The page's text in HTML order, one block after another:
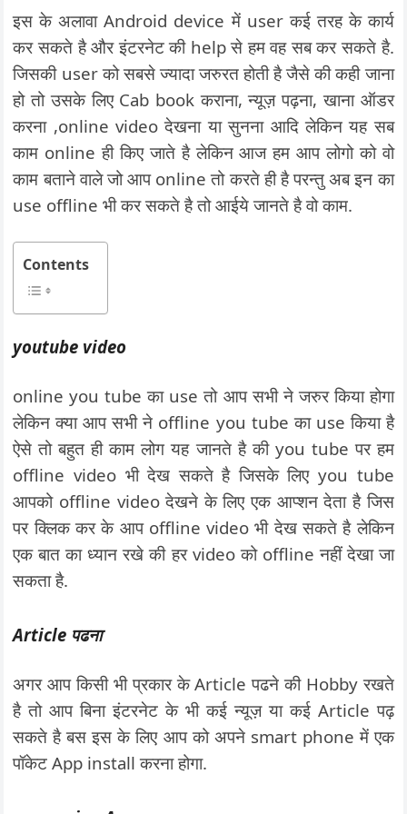
इस के अलावा Android device में user कई तरह के कार्य
कर सकते है और इंटरनेट की help से हम वह सब कर सकते है.
जिसकी user को सबसे ज्यादा जरुरत होती है जैसे की कही जाना
हो तो उसके लिए Cab book कराना, न्यूज़ पढ़ना, खाना ऑडर
करना ,online video देखना या सुनना आदि लेकिन यह सब
काम online ही किए जाते है लेकिन आज हम आप लोगो को वो
काम बताने वाले जो आप online तो करते ही है परन्तु अब इन का
use offline भी कर सकते है तो आईये जानते है वो काम.
Contents
youtube video
online you tube का use तो आप सभी ने जरुर किया होगा
लेकिन क्या आप सभी ने offline you tube का use किया है
ऐसे तो बहुत ही काम लोग यह जानते है की you tube पर हम
offline video भी देख सकते है जिसके लिए you tube
आपको offline video देखने के लिए एक आप्शन देता है जिस
पर क्लिक कर के आप offline video भी देख सकते है लेकिन
एक बात का ध्यान रखे की हर video को offline नहीं देखा जा
सकता है.
Article पढना
अगर आप किसी भी प्रकार के Article पढने की Hobby रखते
है तो आप बिना इंटरनेट के भी कई न्यूज़ या कई Article पढ़
सकते है बस इस के लिए आप को अपने smart phone में एक
पॉकेट App install करना होगा.